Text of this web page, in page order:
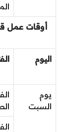
أوقات عمل
اليوم
يوم
السبت